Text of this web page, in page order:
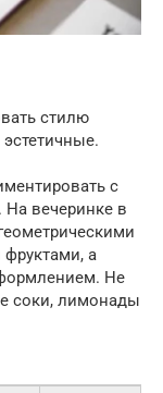
стилю
с
вечеринке в
а
Не
соки, лимонады